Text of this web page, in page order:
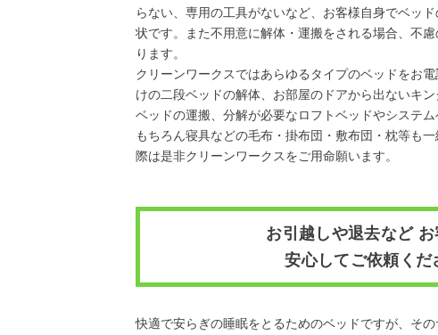
らない、専用の工具がないなど、お客様自身でベッ
状です。また不用意に解体・運搬をされる場合、不
ります。
クリーンワークスではあらゆるタイプのベッドをお
けの二段ベッドの解体、お部屋のドアから出ないキ
ベッドの運搬、分解が必要なロフトベッドやシステ
もちろん寝具などの毛布・掛布団・敷布団・枕等も
際は是非クリーンワークスをご用命願います。
お引越しや退去など
安心してご依頼くだ
快適で安らぎの睡眠をとるためのベッドですが、その